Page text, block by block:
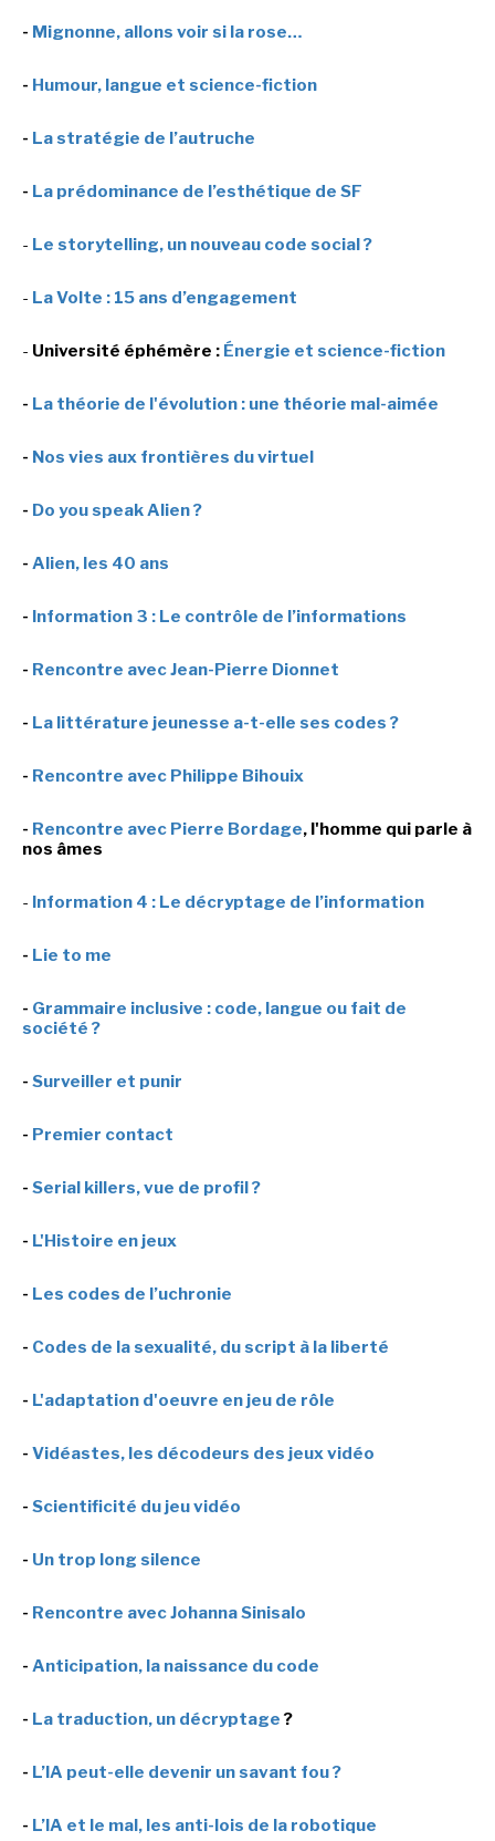
- Mignonne, allons voir si la rose…
- Humour, langue et science-fiction
- La stratégie de l’autruche
- La prédominance de l’esthétique de SF
- Le storytelling, un nouveau code social ?
- La Volte : 15 ans d’engagement
- Université éphémère : Énergie et science-fiction
- La théorie de l'évolution : une théorie mal-aimée
- Nos vies aux frontières du virtuel
- Do you speak Alien ?
- Alien, les 40 ans
- Information 3 : Le contrôle de l’informations
- Rencontre avec Jean-Pierre Dionnet
- La littérature jeunesse a-t-elle ses codes ?
- Rencontre avec Philippe Bihouix
- Rencontre avec Pierre Bordage, l'homme qui parle à
nos âmes
- Information 4 : Le décryptage de l’information
- Lie to me
- Grammaire inclusive : code, langue ou fait de
société ?
- Surveiller et punir
- Premier contact
- Serial killers, vue de profil ?
- L'Histoire en jeux
- Les codes de l’uchronie
- Codes de la sexualité, du script à la liberté
- L'adaptation d'oeuvre en jeu de rôle
- Vidéastes, les décodeurs des jeux vidéo
- Scientificité du jeu vidéo
- Un trop long silence
- Rencontre avec Johanna Sinisalo
- Anticipation, la naissance du code
- La traduction, un décryptage?
- L’IA peut-elle devenir un savant fou ?
- L’IA et le mal, les anti-lois de la robotique